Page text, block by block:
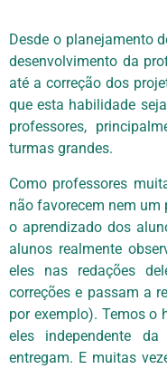
Desde o planejamento
desenvolvimento da
até a correção dos
que esta habilidade
professores,
turmas grandes.
Como professores
não favorecem nem
o aprendizado dos
alunos realmente
eles nas redações
correções e passam a
por exemplo). Temos o
eles independente
entregam. E muitas